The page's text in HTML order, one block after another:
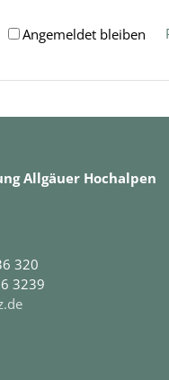
Angemeldet bleiben
Allgäuer Hochalpen
320
3239